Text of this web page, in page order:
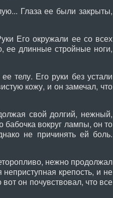
Глаза ее были закрыты,
Его окружали ее со всех
ее длинные стройные ноги,
телу. Его руки без устали
кожу, и он замечал, что
свой долгий, нежный,
бабочка вокруг лампы, он то
не причинять ей боль.
нежно продолжал
крепость, и не
он почувствовал, что все